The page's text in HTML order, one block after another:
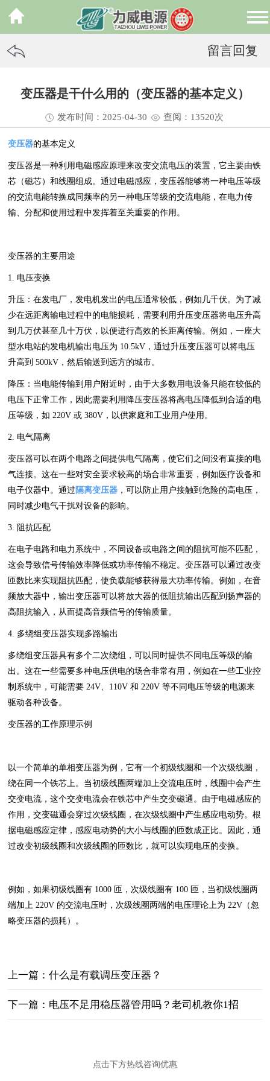
留言回复
变压器是干什么用的（变压器的基本定义）
发布时间：2025-04-30 查阅：13520次
变压器的基本定义
变压器是一种利用电磁感应原理来改变交流电压的装置，它主要由铁
芯（磁芯）和线圈组成。通过电磁感应，变压器能够将一种电压等级
的交流电能转换成同频率的另一种电压等级的交流电能，在电力传
输、分配和使用过程中发挥着至关重要的作用。
变压器的主要用途
1. ‌电压变换‌
升压‌：在发电厂，发电机发出的电压通常较低，例如几千伏。为了减
少在远距离输电过程中的电能损耗，需要利用升压变压器将电压升高
到几万伏甚至几十万伏，以便进行高效的长距离传输。例如，一座大
型水电站的发电机输出电压为 10.5kV，通过升压变压器可以将电压
升高到 500kV，然后输送到远方的城市。
降压‌：当电能传输到用户附近时，由于大多数用电设备只能在较低的
电压下正常工作，因此需要利用降压变压器将高电压降低到合适的电
压等级，如 220V 或 380V，以供家庭和工业用户使用。
2. ‌电气隔离‌
变压器可以在两个电路之间提供电气隔离，使它们之间没有直接的电
气连接。这在一些对安全要求较高的场合非常重要，例如医疗设备和
电子仪器中。通过 隔离变压器 ，可以防止用户接触到危险的高电压，
同时减少电气干扰对设备的影响。
3. ‌阻抗匹配‌
在电子电路和电力系统中，不同设备或电路之间的阻抗可能不匹配，
这会导致信号传输效率降低或功率传输不稳定。变压器可以通过改变
匝数比来实现阻抗匹配，使负载能够获得最大功率传输。例如，在音
频放大器中，输出变压器可以将放大器的低阻抗输出匹配到扬声器的
高阻抗输入，从而提高音频信号的传输质量。
4. ‌多绕组变压器实现多路输出‌
多绕组变压器具有多个二次绕组，可以同时提供不同电压等级的输
出。这在一些需要多种电压供电的场合非常有用，例如在一些工业控
制系统中，可能需要 24V、110V 和 220V 等不同电压等级的电源来
驱动各种设备。
变压器的工作原理示例
以一个简单的单相变压器为例，它有一个初级线圈和一个次级线圈，
绕在同一个铁芯上。当初级线圈两端加上交流电压时，线圈中会产生
交变电流，这个交变电流会在铁芯中产生交变磁通。由于电磁感应的
作用，交变磁通会穿过次级线圈，在次级线圈中产生感应电动势。根
据电磁感应定律，感应电动势的大小与线圈的匝数成正比。因此，通
过改变初级线圈和次级线圈的匝数比，就可以实现电压的变换。
例如，如果初级线圈有 1000 匝，次级线圈有 100 匝，当初级线圈两
端加上 220V 的交流电压时，次级线圈两端的电压理论上为 22V（忽
略变压器的损耗）。
上一篇：什么是有载调压变压器？
下一篇：电压不足用稳压器管用吗？老司机教你1招
点击下方热线咨询优惠